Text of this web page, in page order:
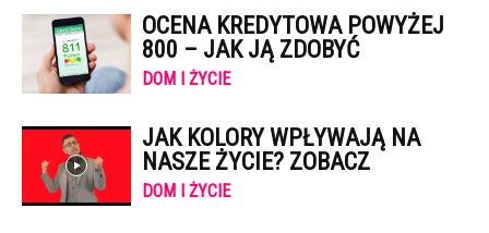
OCENA KREDYTOWA POWYŻEJ
800 – JAK JĄ ZDOBYĆ
DOM I ŻYCIE
JAK KOLORY WPŁYWAJĄ NA
NASZE ŻYCIE? ZOBACZ
DOM I ŻYCIE